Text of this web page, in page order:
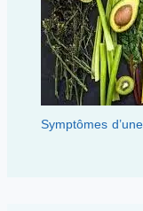
Symptômes